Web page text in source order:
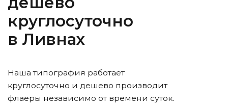
круглосуточно
в Ливнах
Наша типография работает
круглосуточно и дешево производит
флаеры независимо от времени суток.